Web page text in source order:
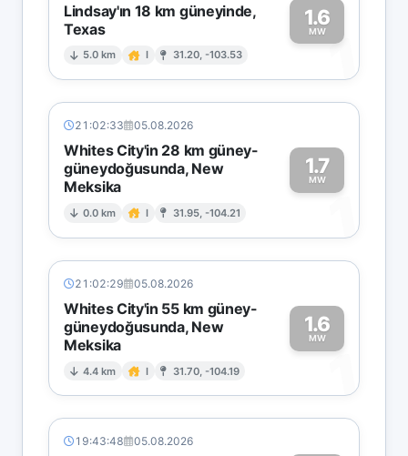
Lindsay'ın 18 km güneyinde,
Texas
5.0 km I 31.20, -103.53
1.6
MW1
21:02:33 05.08.2026
Whites City'in 28 km güney-
güneydoğusunda, New
Meksika
0.0 km I 31.95, -104.21
1.7
MW
1
21:02:29 05.08.2026
Whites City'in 55 km güney-
güneydoğusunda, New
Meksika
4.4 km I 31.70, -104.19
1.6
MW
1
19:43:48 05.08.2026